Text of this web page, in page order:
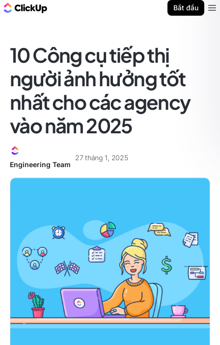
Bắt đầu
10 Công cụ tiếp thị
người ảnh hưởng tốt
nhất cho các agency
vào năm 2025
Engineering Team
27 tháng 1, 2025